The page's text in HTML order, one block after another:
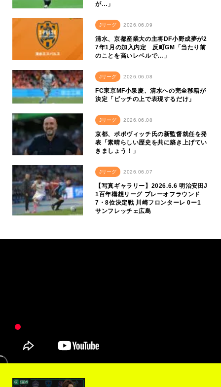
が…」
Jリーグ 2026.06.09
清水、京都産業大の主将DF小野成夢が2
7年1月の加入内定 反町GM「当たり前
のことを高いレベルで…」
Jリーグ 2026.06.08
FC東京MF小泉慶、清水への完全移籍が
決定「ピッチの上で表現するだけ」
Jリーグ 2026.06.08
京都、ポポヴィッチ氏の新監督就任を発
表「素晴らしい歴史を共に築き上げてい
きましょう！」
Jリーグ 2026.06.07
【写真ギャラリー】2026.6.6 明治安田J
1百年構想リーグ プレーオフラウンド
7・8位決定戦 川崎フロンターレ 0ー1
サンフレッチェ広島